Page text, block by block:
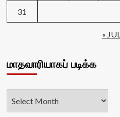
31
« JUL
மாதவாரியாகப் படிக்க